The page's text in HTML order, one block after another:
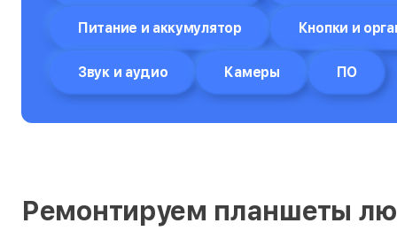
Питание и аккумулятор Кнопки и
Звук и аудио Камеры ПО
Ремонтируем планшеты